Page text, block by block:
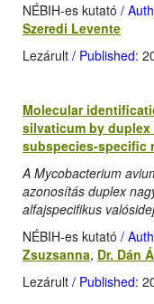
NÉBIH-es kutató /
Szeredi Levente
Lezárult / Published:
Molecular
silvaticum by
subspecies-specific
A Mycobacterium
azonosítás duplex
alfajspecifikus
NÉBIH-es kutató /
Zsuzsanna, Dr. Dán
Lezárult / Published: